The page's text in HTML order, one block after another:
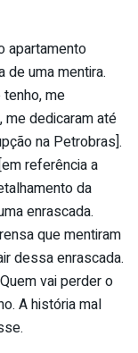
apartamento
uma mentira.
me
me dedicaram até
na Petrobras].
referência a
da
enrascada.
que mentiram
dessa enrascada.
vai perder o
A história mal